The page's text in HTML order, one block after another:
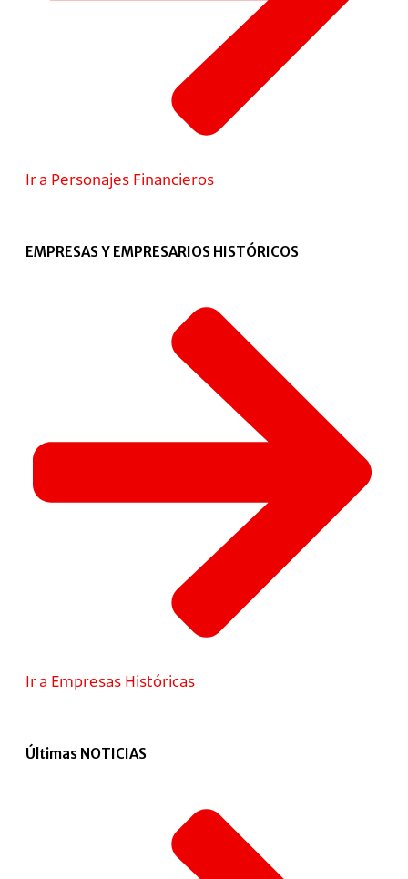
Ir a Personajes Financieros
EMPRESAS Y EMPRESARIOS HISTÓRICOS
Ir a Empresas Históricas
Últimas NOTICIAS